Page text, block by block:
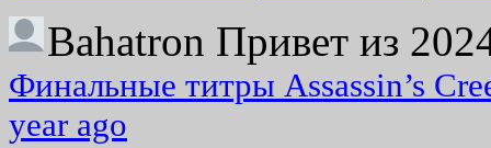
Bahatron Привет из
Финальные титры Assassin’s
year ago